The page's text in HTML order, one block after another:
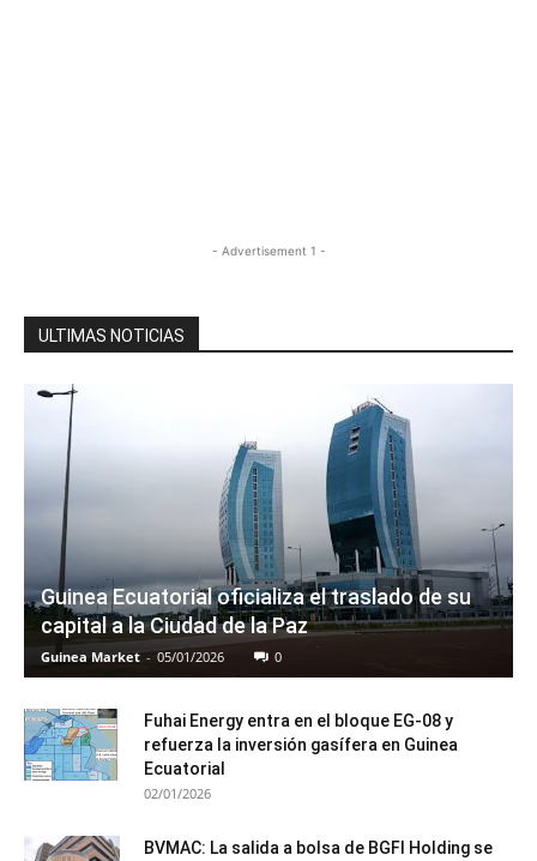
- Advertisement 1 -
ULTIMAS NOTICIAS
Guinea Ecuatorial oficializa el traslado de su
capital a la Ciudad de la Paz
Guinea Market - 05/01/2026 0
Fuhai Energy entra en el bloque EG-08 y
refuerza la inversión gasífera en Guinea
Ecuatorial
02/01/2026
BVMAC: La salida a bolsa de BGFI Holding se